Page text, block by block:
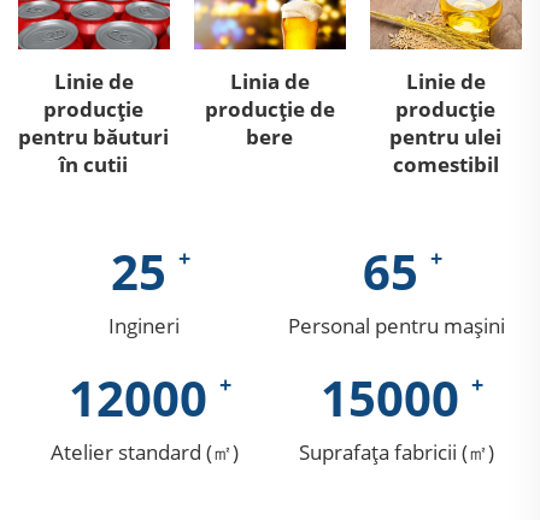
Linie de
producție
pentru băuturi
în cutii
Linia de
producție de
bere
Linie de
producție
pentru ulei
comestibil
25
Ingineri
65
Personal pentru mașini
12000
Atelier standard (㎡)
15000
Suprafața fabricii (㎡)